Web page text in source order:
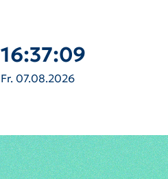
16:37:11
Fr. 07.08.2026